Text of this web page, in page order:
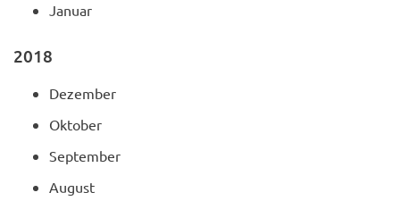
Januar
2018
Dezember
Oktober
September
August